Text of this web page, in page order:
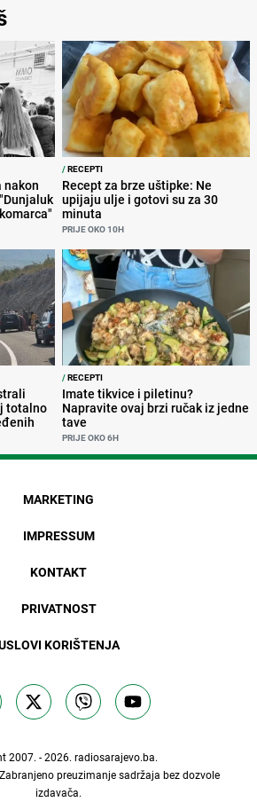
nakon
/RECEPTI
Recept za brze uštipke: Ne
upijaju ulje i gotovi su za 30
minuta
PRIJE OKO 10H
totalno
/RECEPTI
Imate tikvice i piletinu?
Napravite ovaj brzi ručak iz jedne
tave
PRIJE OKO 6H
MARKETING
IMPRESSUM
KONTAKT
PRIVATNOST
KORIŠTENJA
2007. - 2026. radiosarajevo.ba.
preuzimanje sadržaja bez dozvole
izdavača.